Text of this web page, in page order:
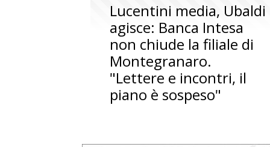
Lucentini media, Ubaldi
agisce: Banca Intesa
non chiude la filiale di
Montegranaro.
"Lettere e incontri, il
piano è sospeso"